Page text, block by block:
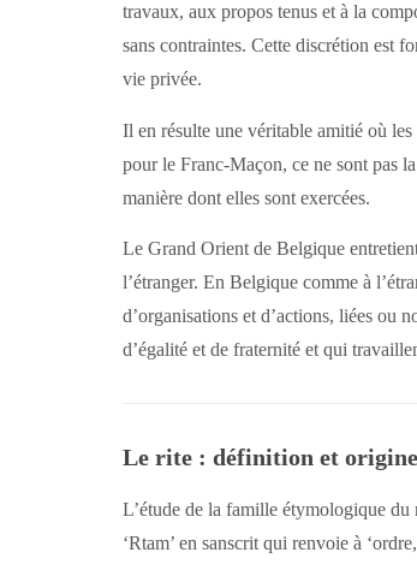
travaux, aux propos tenus et à la
sans contraintes. Cette discrétion est
vie privée.
Il en résulte une véritable amitié où
pour le Franc-Maçon, ce ne sont pas
manière dont elles sont exercées.
Le Grand Orient de Belgique
l’étranger. En Belgique comme à
d’organisations et d’actions, liées ou
d’égalité et de fraternité et qui
Le rite : définition et origine
L’étude de la famille étymologique
‘Rtam’ en sanscrit qui renvoie à